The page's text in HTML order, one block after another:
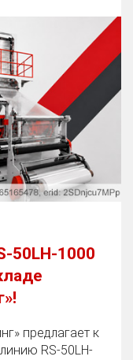
50LH-1000
предлагает к
RS-50LH-